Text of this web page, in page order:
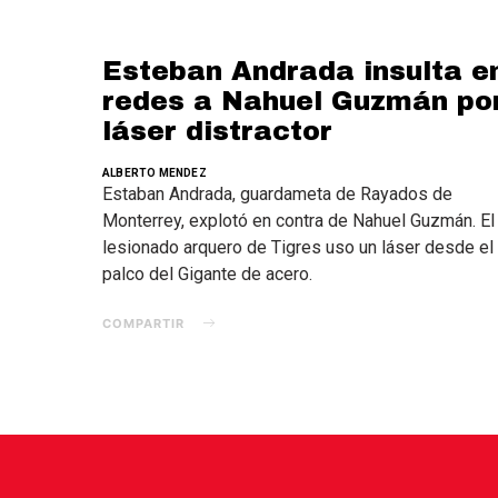
Esteban Andrada insulta
redes a Nahuel Guzmán
láser distractor
ALBERTO MENDEZ
Estaban Andrada, guardameta de Rayados de
Monterrey, explotó en contra de Nahuel Guzmán. El
lesionado arquero de Tigres uso un láser desde el
palco del Gigante de acero.
COMPARTIR